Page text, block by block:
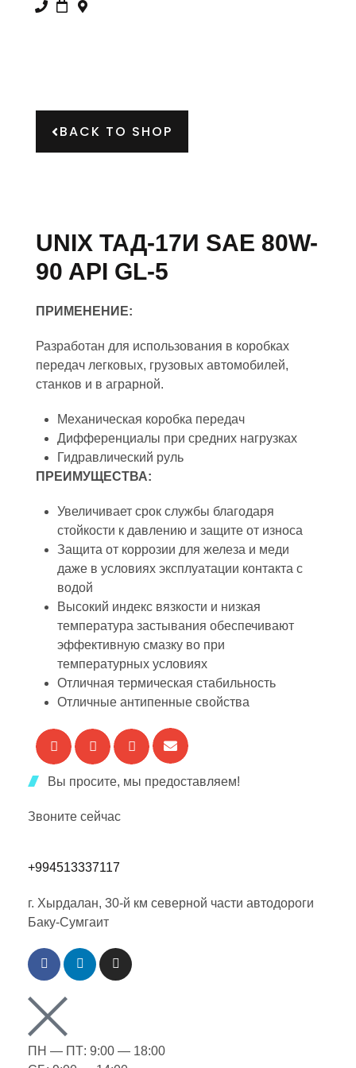
BACK TO SHOP
UNIX ТАД-17И SAE 80W-
90 API GL-5
ПРИМЕНЕНИЕ:
Разработан для использования в коробках
передач легковых, грузовых автомобилей,
станков и в аграрной.
Механическая коробка передач
Дифференциалы при средних нагрузках
Гидравлический руль
ПРЕИМУЩЕСТВА:
Увеличивает срок службы благодаря
стойкости к давлению и защите от износа
Защита от коррозии для железа и меди
даже в условиях эксплуатации контакта с
водой
Высокий индекс вязкости и низкая
температура застывания обеспечивают
эффективную смазку во при
температурных условиях
Отличная термическая стабильность
Отличные антипенные свойства
Вы просите, мы предоставляем!
Звоните сейчас
+994513337117
г. Хырдалан, 30-й км северной части автодороги
Баку-Сумгаит
ПН — ПТ: 9:00 — 18:00